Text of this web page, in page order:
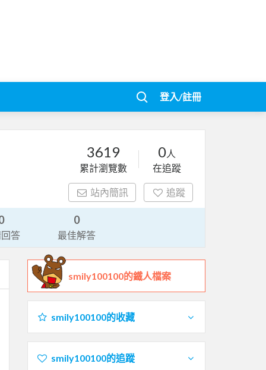
登入/註冊
3619
累計瀏覽數
0人
在追蹤
站內簡訊 追蹤
答
0
最佳解答
smily100100的鐵人檔案
smily100100的收藏
smily100100的追蹤